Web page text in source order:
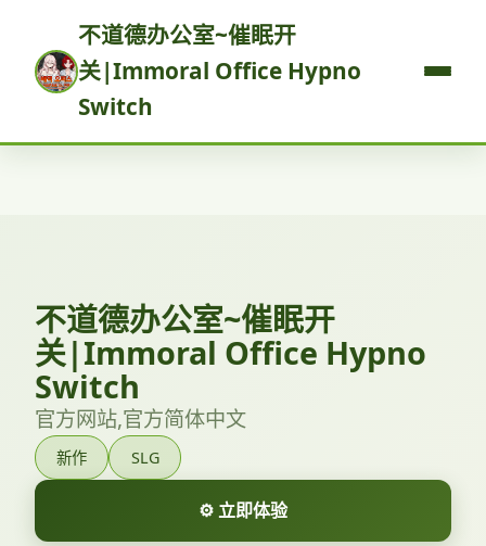
不道德办公室~催眠开
关|Immoral Office Hypno
Switch
不道德办公室~催眠开
关|Immoral Office Hypno
Switch
官方网站,官方简体中文
新作 SLG
⚙️ 立即体验